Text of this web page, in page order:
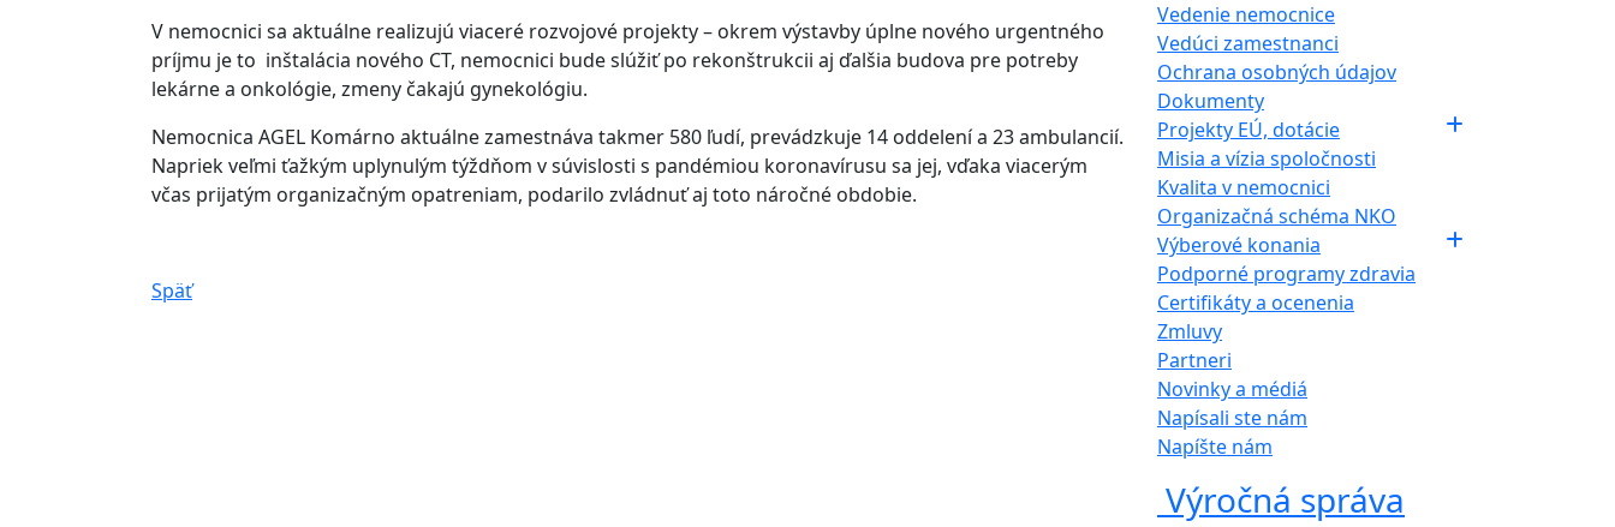
V nemocnici sa aktuálne realizujú viaceré rozvojové projekty – okrem výstavby úplne nového urgentného
príjmu je to inštalácia nového CT, nemocnici bude slúžiť po rekonštrukcii aj ďalšia budova pre potreby
lekárne a onkológie, zmeny čakajú gynekológiu.
Nemocnica AGEL Komárno aktuálne zamestnáva takmer 580 ľudí, prevádzkuje 14 oddelení a 23 ambulancií.
Napriek veľmi ťažkým uplynulým týždňom v súvislosti s pandémiou koronavírusu sa jej, vďaka viacerým
včas prijatým organizačným opatreniam, podarilo zvládnuť aj toto náročné obdobie.
Späť
Vedenie nemocnice
Vedúci zamestnanci
Ochrana osobných údajov
Dokumenty
Projekty EÚ, dotácie
Misia a vízia spoločnosti
Kvalita v nemocnici
Organizačná schéma NKO
Výberové konania
Podporné programy zdravia
Certifikáty a ocenenia
Zmluvy
Partneri
Novinky a médiá
Napísali ste nám
Napíšte nám
Výročná správa